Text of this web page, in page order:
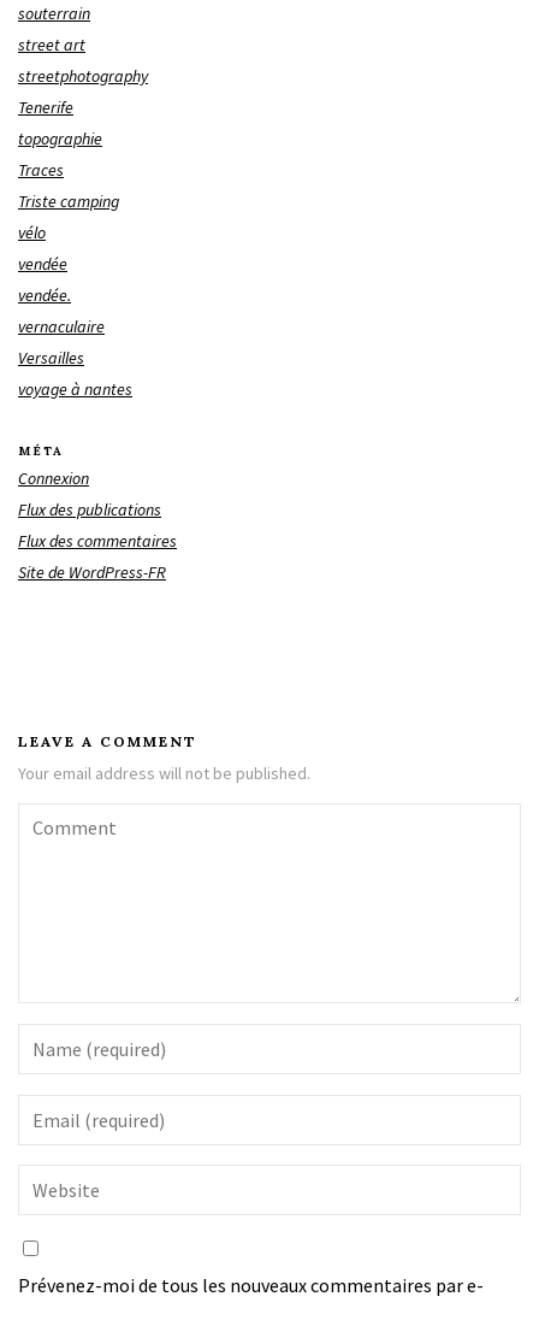
souterrain
street art
streetphotography
Tenerife
topographie
Traces
Triste camping
vélo
vendée
vendée.
vernaculaire
Versailles
voyage à nantes
MÉTA
Connexion
Flux des publications
Flux des commentaires
Site de WordPress-FR
LEAVE A COMMENT
Your email address will not be published.
Prévenez-moi de tous les nouveaux commentaires par e-